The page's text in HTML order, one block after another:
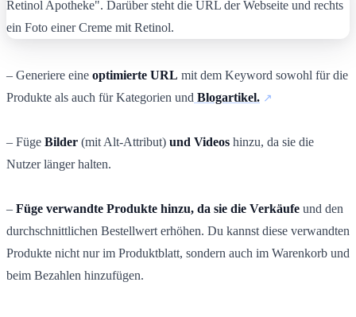
– Generiere eine optimierte URL mit dem Keyword sowohl für die
Produkte als auch für Kategorien und Blogartikel.
– Füge Bilder (mit Alt-Attribut) und Videos hinzu, da sie die
Nutzer länger halten.
– Füge verwandte Produkte hinzu, da sie die Verkäufe und den
durchschnittlichen Bestellwert erhöhen. Du kannst diese verwandten
Produkte nicht nur im Produktblatt, sondern auch im Warenkorb und
beim Bezahlen hinzufügen.